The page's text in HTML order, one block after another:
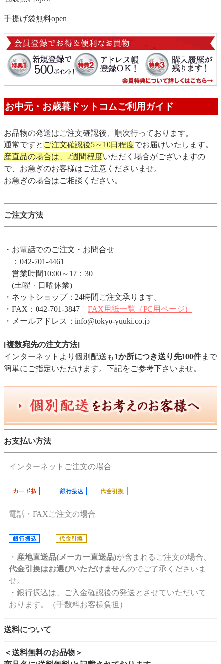
手提げ袋無料open
お中元・お歳暮ドットコムご利用ガイド
お品物の発送はご注文確認後、順次行っております。
通常ですと ご注文確認後5～10日程度でお届けいたします。
産直品の場合は、2週間程度いただく場合がございますの
で、お急ぎのお客様はご注意くださいませ。
お急ぎの場合はご相談ください。
ご注文方法
・お電話でのご注文・お問合せ
：042-701-4461
営業時間10:00～17：30
(土曜・日曜休業)
・ネットショップ：24時間ご注文承ります。
・FAX：042-701-3847 FAX用紙一覧（PC用ページ）
・メールアドレス：info@tokyo-yuuki.co.jp
[複数宛先の注文方法]
インターネットより個別配送も1か所につき送り先100件まで
簡単にご指定いただけます。下記をご参考下さいませ。
お支払い方法
インターネットご注文の場合
電話・FAXご注文の場合
・ 産地直送品(メーカー直送品)が含まれるご注文の場合、
代金引換はお選びいただけませんのでご了承くださいま
せ。
・銀行振込は、ご入金確認後の発送とさせていただいて
おります。（手数料お客様負担）
送料について
＜送料無料のお品物＞